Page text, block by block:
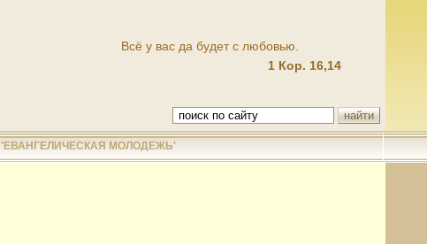
Всё у вас да будет с любовью.
1 Кор. 16,14
'ЕВАНГЕЛИЧЕСКАЯ МОЛОДЕЖЬ'